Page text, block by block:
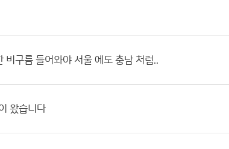
비구름 들어와야 서울 에도 충남 처럼..
왔습니다